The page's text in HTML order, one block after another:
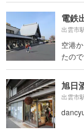
電鉄
出雲市
空港
たの
旭日
出雲市